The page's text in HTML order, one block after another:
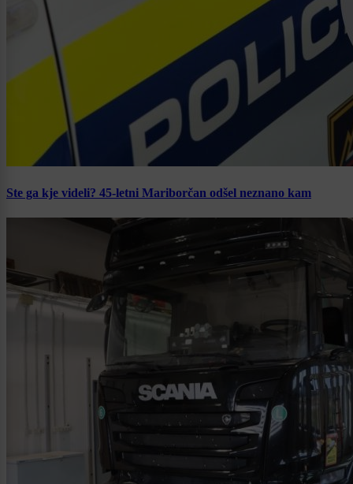
Ste ga kje videli? 45-letni Mariborčan odšel neznano kam